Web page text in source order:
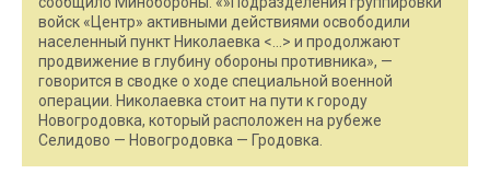
войск «Центр» активными действиями освободили
населенный пункт Николаевка <…> и продолжают
продвижение в глубину обороны противника», —
говорится в сводке о ходе специальной военной
операции. Николаевка стоит на пути к городу
Новогродовка, который расположен на рубеже
Селидово — Новогродовка — Гродовка.